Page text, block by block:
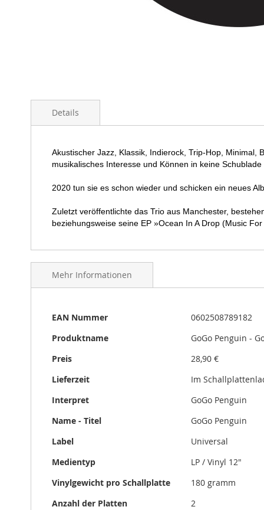
to
beginning
images
Details
Akustischer Jazz, Klassik, Indierock, Trip-Hop, Minimal,
musikalisches Interesse und Können in keine Schublade
2020 tun sie es schon wieder und schicken ein neues
Zuletzt veröffentlichte das Trio aus Manchester,
beziehungsweise seine EP »Ocean In A Drop (Music For
Mehr Informationen
Mehr
EAN Nummer
0602508789182
Produktname
GoGo Penguin -
Preis
28,90 €
Lieferzeit
Im
Interpret
GoGo Penguin
Name - Titel
GoGo Penguin
Label
Universal
Medientyp
LP / Vinyl 12"
Vinylgewicht pro Schallplatte
180 gramm
Anzahl der Platten
2